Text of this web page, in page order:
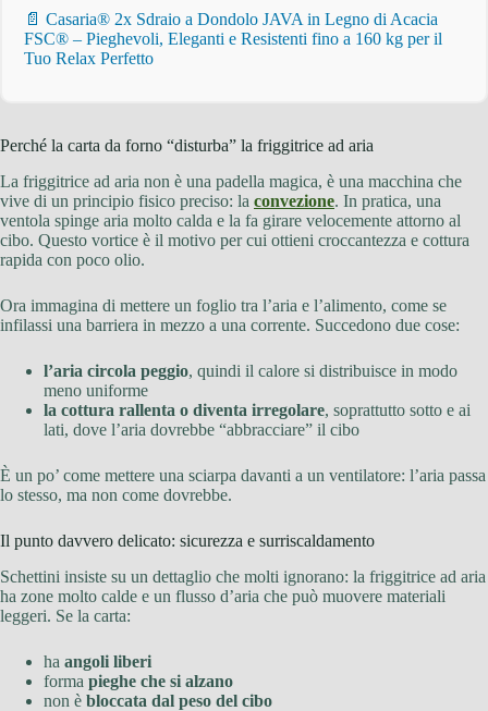
📄 Casaria® 2x Sdraio a Dondolo JAVA in Legno di Acacia
FSC® – Pieghevoli, Eleganti e Resistenti fino a 160 kg per il
Tuo Relax Perfetto
Perché la carta da forno “disturba” la friggitrice ad aria
La friggitrice ad aria non è una padella magica, è una macchina che
vive di un principio fisico preciso: la convezione. In pratica, una
ventola spinge aria molto calda e la fa girare velocemente attorno al
cibo. Questo vortice è il motivo per cui ottieni croccantezza e cottura
rapida con poco olio.
Ora immagina di mettere un foglio tra l’aria e l’alimento, come se
infilassi una barriera in mezzo a una corrente. Succedono due cose:
l’aria circola peggio, quindi il calore si distribuisce in modo
meno uniforme
la cottura rallenta o diventa irregolare, soprattutto sotto e ai
lati, dove l’aria dovrebbe “abbracciare” il cibo
È un po’ come mettere una sciarpa davanti a un ventilatore: l’aria passa
lo stesso, ma non come dovrebbe.
Il punto davvero delicato: sicurezza e surriscaldamento
Schettini insiste su un dettaglio che molti ignorano: la friggitrice ad aria
ha zone molto calde e un flusso d’aria che può muovere materiali
leggeri. Se la carta:
ha angoli liberi
forma pieghe che si alzano
non è bloccata dal peso del cibo